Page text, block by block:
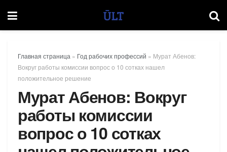
Главная страница » Год рабочих профессий » Мурат Абенов:
Вокруг работы комиссии вопрос о 10 сотках нашел
положительное решение
Мурат Абенов: Вокруг
работы комиссии
вопрос о 10 сотках